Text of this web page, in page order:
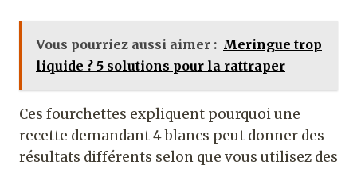
Vous pourriez aussi aimer : Meringue trop
liquide ? 5 solutions pour la rattraper
Ces fourchettes expliquent pourquoi une
recette demandant 4 blancs peut donner des
résultats différents selon que vous utilisez des